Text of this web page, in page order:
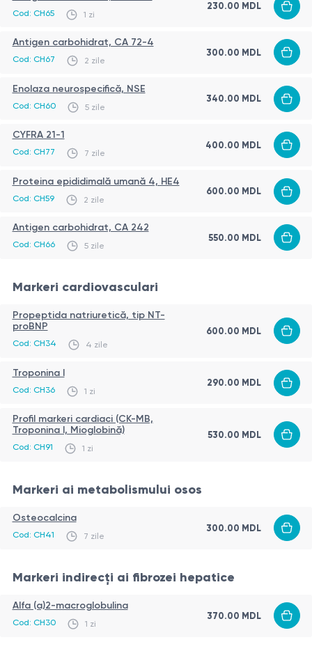
Cod: CH65 1 zi
230.00 MDL
Antigen carbohidrat, СА 72-4
Cod: CH67 2 zile
300.00 MDL
Enolaza neurospecifică, NSE
Cod: CH60 5 zile
340.00 MDL
CYFRA 21-1
Cod: CH77 7 zile
400.00 MDL
Proteina epididimală umană 4, HE4
Cod: CH59 2 zile
600.00 MDL
Antigen carbohidrat, СА 242
Cod: CH66 5 zile
550.00 MDL
Markeri cardiovasculari
Propeptida natriuretică, tip NT-
proBNP
Cod: CH34 4 zile
600.00 MDL
Troponina I
Cod: CH36 1 zi
290.00 MDL
Profil markeri cardiaci (CK-MB,
Troponina I, Mioglobină)
Cod: CH91 1 zi
530.00 MDL
Markeri ai metabolismului osos
Osteocalcina
Cod: CH41 7 zile
300.00 MDL
Markeri indirecți ai fibrozei hepatice
Alfa (a)2-macroglobulina
Cod: CH30 1 zi
370.00 MDL